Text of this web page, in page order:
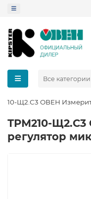
Все категории
Щ2.С3 ОВЕН
ТРМ210-Щ2.С3
регулятор